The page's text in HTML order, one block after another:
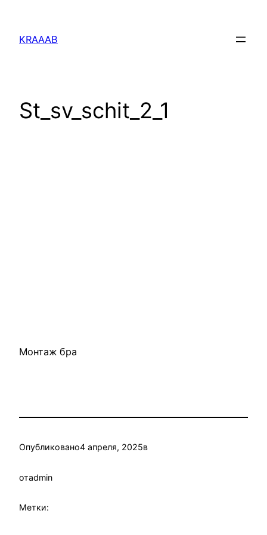
содержимому
KRAAAB
St_sv_schit_2_1
Монтаж бра
Опубликовано4 апреля, 2025в
отadmin
Метки: